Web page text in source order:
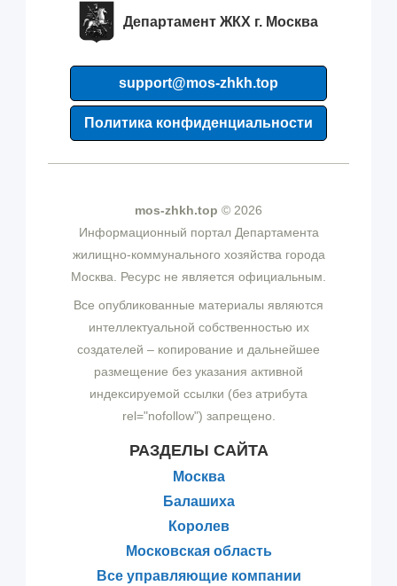
Департамент ЖКХ г. Москва
support@mos-zhkh.top
Политика конфиденциальности
mos-zhkh.top © 2026
Информационный портал Департамента
жилищно-коммунального хозяйства города
Москва. Ресурс не является официальным.
Все опубликованные материалы являются
интеллектуальной собственностью их
создателей – копирование и дальнейшее
размещение без указания активной
индексируемой ссылки (без атрибута
rel="nofollow") запрещено.
РАЗДЕЛЫ САЙТА
Москва
Балашиха
Королев
Московская область
Все управляющие компании